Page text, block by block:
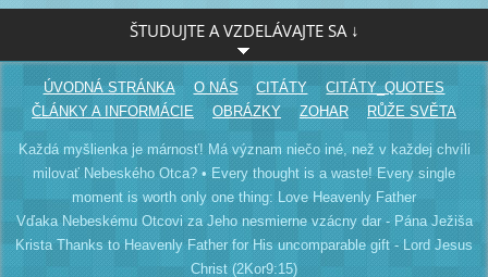
ŠTUDUJTE A VZDELÁVAJTE SA ↓
ÚVODNÁ STRÁNKA O NÁS CITÁTY
CITÁTY_QUOTES
ČLÁNKY A INFORMÁCIE
OBRÁZKY ZOHAR RŮŽE SVĚTA
Každá myšlienka je márnosť! Má význam niečo iné, než v každej chvíli
milovať Nebeského Otca? • Every thought is a waste! Every single
moment is worth only one thing: Love Heavenly Father
Vďaka Nebeskému Otcovi za Jeho nesmierne vzácny dar - Pána Ježiša
Krista Thanks to Heavenly Father for His uncomparable gift - Lord Jesus
Christ (2Kor9:15)